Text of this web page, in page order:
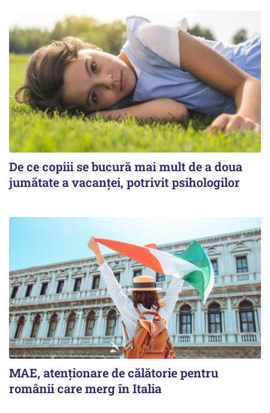
De ce copiii se bucură mai mult de a doua
jumătate a vacanței, potrivit psihologilor
MAE, atenționare de călătorie pentru
românii care merg în Italia